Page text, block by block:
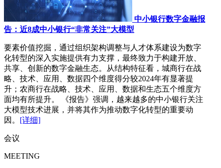
中小银行数字金融报
告：近8成中小银行“非常关注”大模型
要素价值挖掘，通过组织架构调整与人才体系建设为数字
化转型的深入实施提供有力支撑，最终致力于构建开放、
共享、创新的数字金融生态。从结构特征看，城商行在战
略、技术、应用、数据四个维度得分较2024年有显著提
升；农商行在战略、技术、应用、数据和生态五个维度方
面均有所提升。 《报告》强调，越来越多的中小银行关注
大模型技术进展，并将其作为推动数字化转型的重要动
因。 [详细]
会议
MEETING